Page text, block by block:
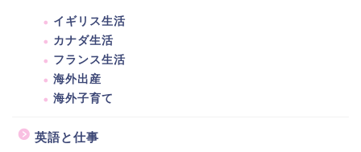
イギリス生活
カナダ生活
フランス生活
海外出産
海外子育て
英語と仕事